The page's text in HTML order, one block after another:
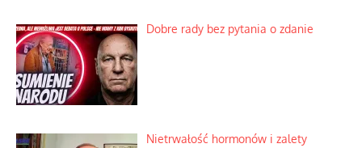
Dobre rady bez pytania o zdanie
Nietrwałość hormonów i zalety